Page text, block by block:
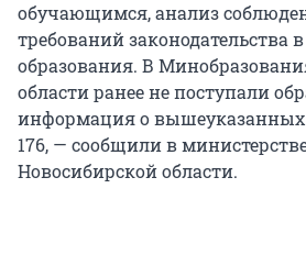
обучающимся, анализ
требований законодательства
образования. В
области ранее не поступали
информация о
176, — сообщили в
Новосибирской области.